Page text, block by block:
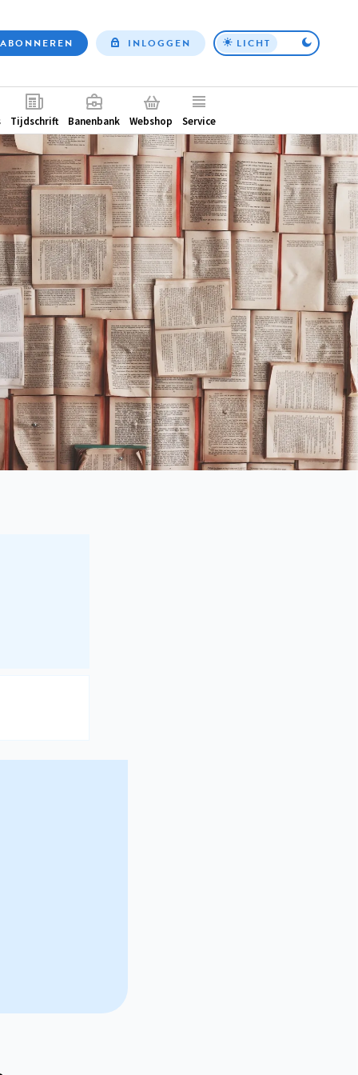
Top
ABONNEREN INLOGGEN LICHT
Tijdschrift Banenbank Webshop Service